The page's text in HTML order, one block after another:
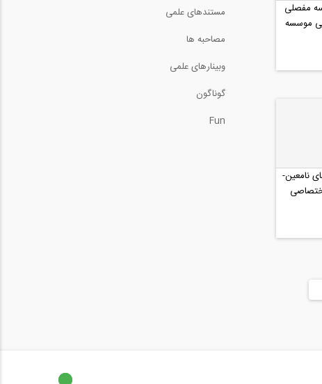
مفصلی
موسسه
نامعین-
اختصاصی
مستندهای علمی
مصاحبه ها
وبینارهای علمی
گوناگون
Fun